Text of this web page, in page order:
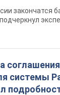
закончатся
системы